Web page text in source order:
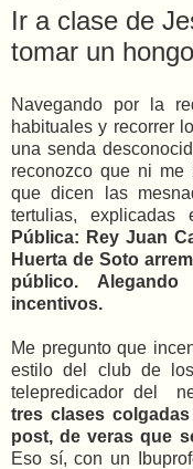
Ir a clase de
tomar un
Navegando por la
habituales y recorrer
una senda
reconozco que ni me
que dicen las
tertulias,
Pública: Rey Juan
Huerta de Soto
público.
incentivos.
Me pregunto que
estilo del club de
telepredicador del
tres clases
post, de veras que
Eso sí, con un